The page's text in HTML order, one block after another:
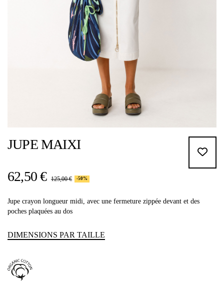
JUPE MAIXI
62,50 € 125,00 € -50%
Jupe crayon longueur midi, avec une fermeture zippée devant et des
poches plaquées au dos
DIMENSIONS PAR TAILLE